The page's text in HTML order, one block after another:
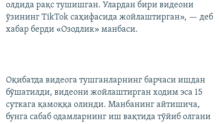
олдида рақс тушишган. Улардан бири видеони
ўзининг TikTok саҳифасида жойлаштирган», — деб
хабар берди «Озодлик» манбаси.
Оқибатда видеога тушганларнинг барчаси ишдан
бўшатилди, видеони жойлаштирган ходим эса 15
суткага қамоққа олинди. Манбанинг айтишича,
бунга сабаб одамларнинг иш вақтида тўйиб олгани